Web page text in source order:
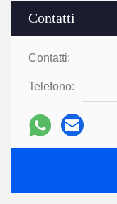
Contatti
Contatti:
Telefono: